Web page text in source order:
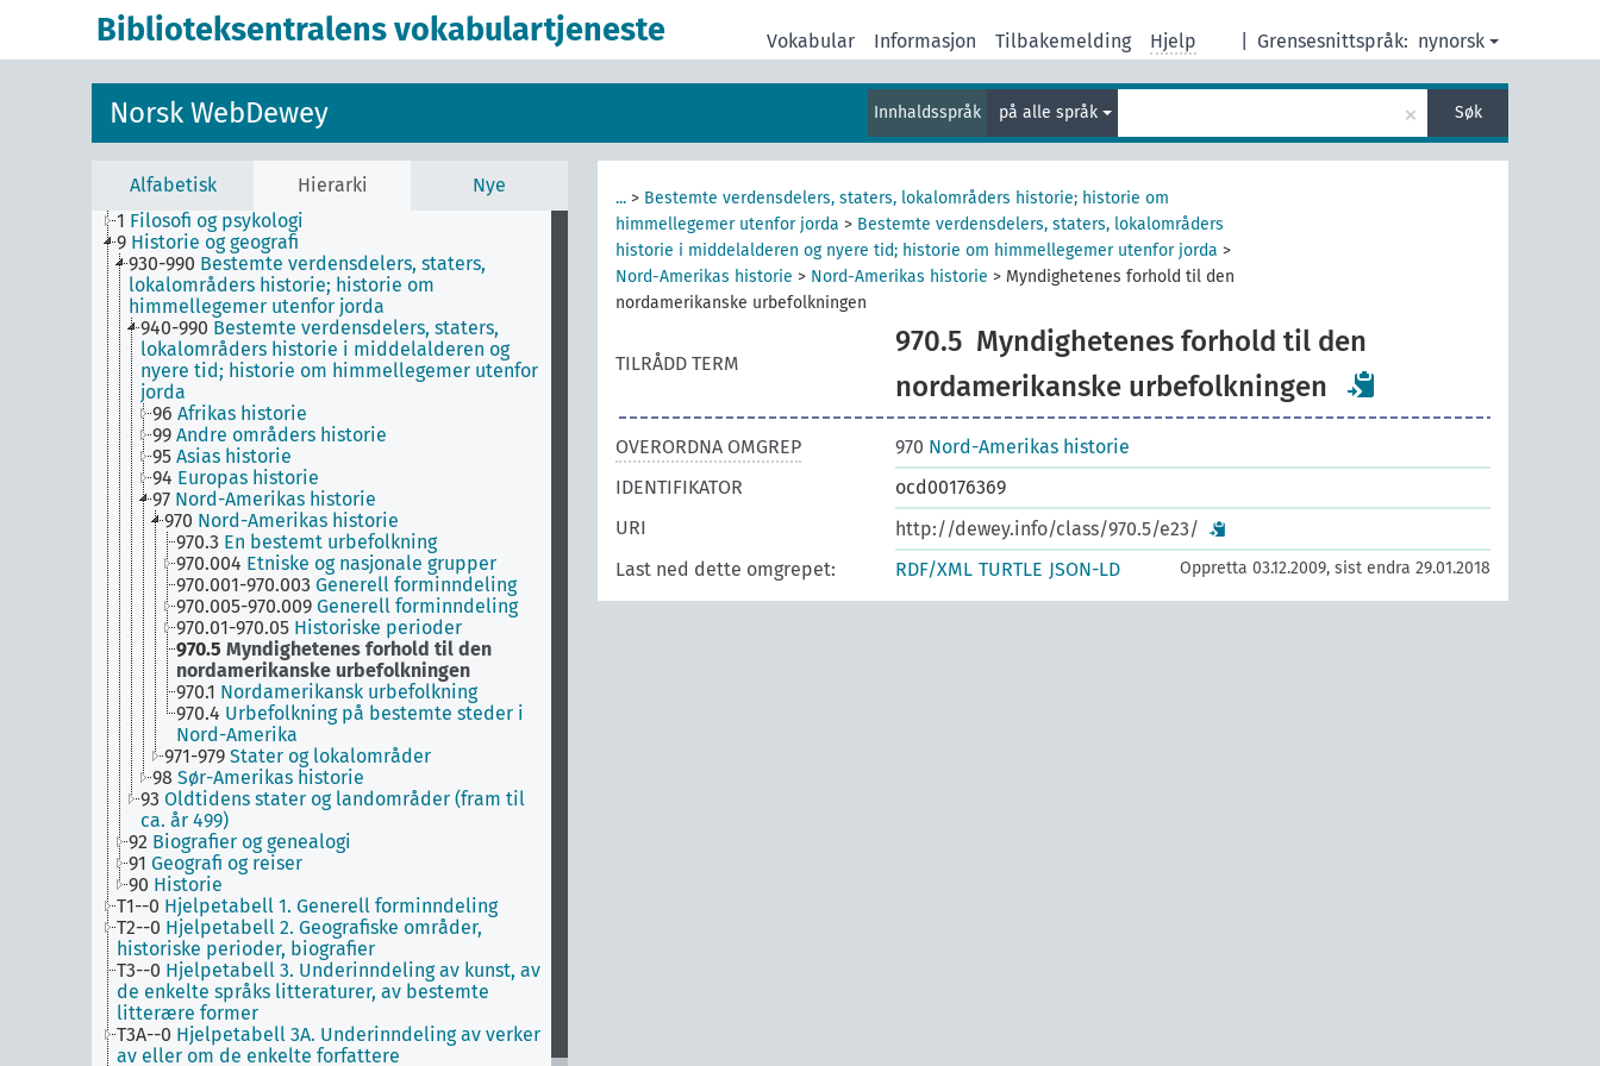
Biblioteksentralens vokabulartjeneste Grensesnittspråk: nynorsk
Vokabular Informasjon Tilbakemelding Hjelp
Norsk WebDewey Innhaldsspråk på alle språk × Søk
Alfabetisk Hierarki
Nye
1 Filosofi og psykologi
9 Historie og geografi
930-990 Bestemte verdensdelers, staters,
lokalområders historie; historie om
himmellegemer utenfor jorda
940-990 Bestemte verdensdelers, staters,
lokalområders historie i middelalderen og
nyere tid; historie om himmellegemer utenfor
jorda
96 Afrikas historie
99 Andre områders historie
95 Asias historie
94 Europas historie
97 Nord-Amerikas historie
970 Nord-Amerikas historie
970.3 En bestemt urbefolkning
970.004 Etniske og nasjonale grupper
970.001-970.003 Generell forminndeling
970.005-970.009 Generell forminndeling
970.01-970.05 Historiske perioder
970.5 Myndighetenes forhold til den
nordamerikanske urbefolkningen
970.1 Nordamerikansk urbefolkning
970.4 Urbefolkning på bestemte steder i
Nord-Amerika
971-979 Stater og lokalområder
98 Sør-Amerikas historie
93 Oldtidens stater og landområder (fram til
ca. år 499)
92 Biografier og genealogi
91 Geografi og reiser
90 Historie
T1--0 Hjelpetabell 1. Generell forminndeling
T2--0 Hjelpetabell 2. Geografiske områder,
historiske perioder, biografier
T3--0 Hjelpetabell 3. Underinndeling av kunst, av
de enkelte språks litteraturer, av bestemte
litterære former
T3A--0 Hjelpetabell 3A. Underinndeling av verker
av eller om de enkelte forfattere
... > Bestemte verdensdelers, staters, lokalområders historie; historie om
himmellegemer utenfor jorda > Bestemte verdensdelers, staters, lokalområders
historie i middelalderen og nyere tid; historie om himmellegemer utenfor jorda >
Nord-Amerikas historie > Nord-Amerikas historie > Myndighetenes forhold til den
nordamerikanske urbefolkningen
TILRÅDD TERM
970.5 Myndighetenes forhold til den
nordamerikanske urbefolkningen
OVERORDNA OMGREP 970 Nord-Amerikas historie
IDENTIFIKATOR
ocd00176369
URI
http://dewey.info/class/970.5/e23/
Last ned dette omgrepet:
RDF/XML TURTLE JSON-LD Oppretta 03.12.2009, sist endra 29.01.2018